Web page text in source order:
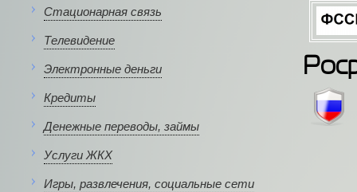
Стационарная связь
Телевидение
Электронные деньги
Кредиты
Денежные переводы, займы
Услуги ЖКХ
Игры, развлечения, социальные сети